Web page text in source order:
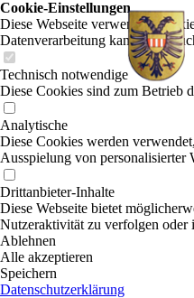
Cookie-Einstellungen
Diese Webseite verwendet
Datenverarbeitung kann dann
Technisch notwendige
Diese Cookies sind zum Betrieb
Analytische
Diese Cookies werden
Ausspielung von personalisierter
Drittanbieter-Inhalte
Diese Webseite bietet
Nutzeraktivität zu verfolgen oder
Ablehnen
Alle akzeptieren
Speichern
Datenschutzerklärung